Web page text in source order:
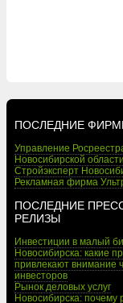
ПОСЛЕДНИЕ
Управление
Новосибирской области
Стройэксперт
Рекламная фирма
ПОСЛЕДНИЕ
РЕЛИЗЫ
Инвестиции в малый
Новосибирска: какие
привлекают внимание
инвесторов
Рынок деловых услуг
Новосибирска: почему